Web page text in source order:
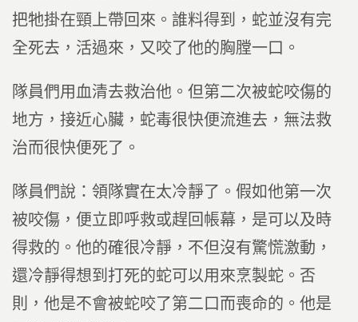
把牠掛在頸上帶回來。誰料得到，蛇並沒有完
全死去，活過來，又咬了他的胸膛一口。
隊員們用血清去救治他。但第二次被蛇咬傷的
地方，接近心臟，蛇毒很快便流進去，無法救
治而很快便死了。
隊員們說：領隊實在太冷靜了。假如他第一次
被咬傷，便立即呼救或趕回帳幕，是可以及時
得救的。他的確很冷靜，不但沒有驚慌激動，
還冷靜得想到打死的蛇可以用來烹製蛇。否
則，他是不會被蛇咬了第二口而喪命的。他是